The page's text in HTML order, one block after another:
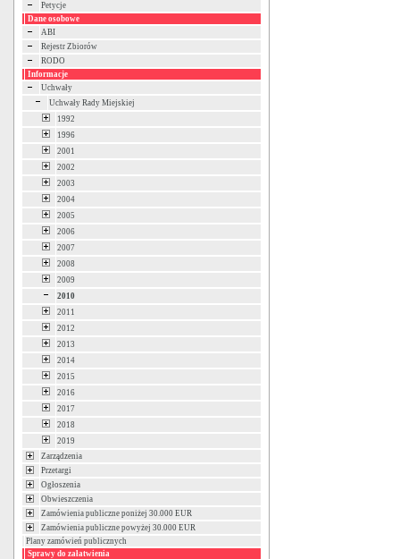
Petycje
Dane osobowe
ABI
Rejestr Zbiorów
RODO
Informacje
Uchwały
Uchwały Rady Miejskiej
1992
1996
2001
2002
2003
2004
2005
2006
2007
2008
2009
2010
2011
2012
2013
2014
2015
2016
2017
2018
2019
Zarządzenia
Przetargi
Ogłoszenia
Obwieszczenia
Zamówienia publiczne poniżej 30.000 EUR
Zamówienia publiczne powyżej 30.000 EUR
Plany zamówień publicznych
Sprawy do załatwienia